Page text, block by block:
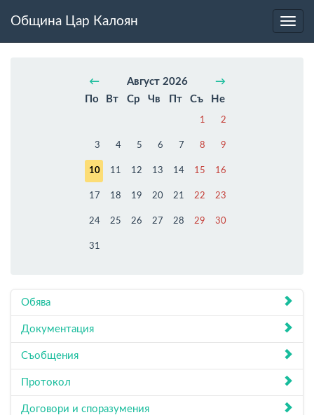
Община Цар Калоян
← Август 2026
→
По
Вт Ср Чв Пт Съ Не
1 2
3 4 5 6 7 8 9
10 11 12 13 14 15 16
17 18 19 20 21 22 23
24 25 26 27 28 29 30
31
Обява
Документация
Съобщения
Протокол
Договори и споразумения